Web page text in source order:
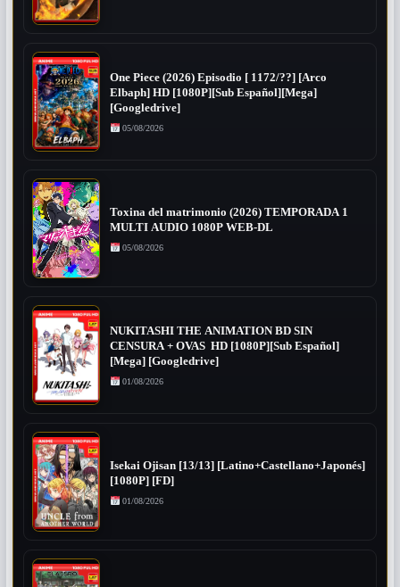
One Piece (2026) Episodio [ 1172/??] [Arco
Elbaph] HD [1080P][Sub Español][Mega]
[Googledrive]
05/08/2026
Toxina del matrimonio (2026) TEMPORADA 1
MULTI AUDIO 1080P WEB-DL
05/08/2026
NUKITASHI THE ANIMATION BD SIN
CENSURA + OVAS HD [1080P][Sub Español]
[Mega] [Googledrive]
01/08/2026
Isekai Ojisan [13/13] [Latino+Castellano+Japonés]
[1080P] [FD]
01/08/2026